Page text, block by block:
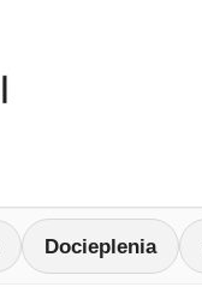
Docieplenia